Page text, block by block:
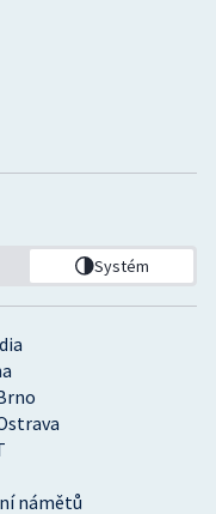
námětů
Systém